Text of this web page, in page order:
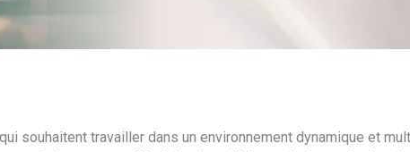
souhaitent travailler dans un environnement dynamique et